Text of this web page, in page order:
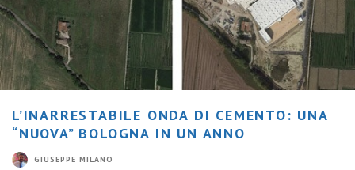
L’INARRESTABILE ONDA DI CEMENTO: UNA
“NUOVA” BOLOGNA IN UN ANNO
GIUSEPPE MILANO